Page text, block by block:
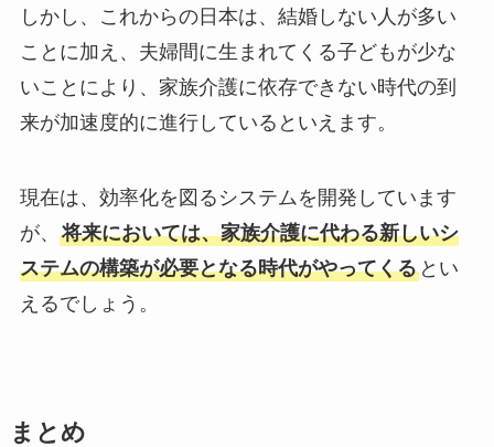
しかし、これからの日本は、結婚しない人が多い
ことに加え、夫婦間に生まれてくる子どもが少な
いことにより、家族介護に依存できない時代の到
来が加速度的に進行しているといえます。
現在は、効率化を図るシステムを開発しています
が、 将来においては、家族介護に代わる新しいシ
ステムの構築が必要となる時代がやってくるとい
えるでしょう。
まとめ